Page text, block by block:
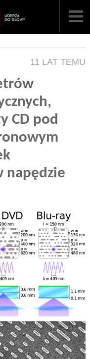
11 LAT TEMU
CD pod
napędzie